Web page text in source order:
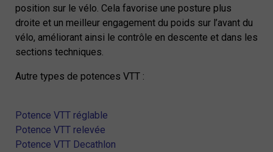
position sur le vélo. Cela favorise une posture plus
droite et un meilleur engagement du poids sur l’avant du
vélo, améliorant ainsi le contrôle en descente et dans les
sections techniques.
Autre types de potences VTT :
Potence VTT réglable
Potence VTT relevée
Potence VTT Decathlon